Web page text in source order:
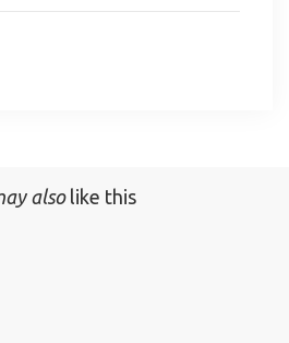
also like this